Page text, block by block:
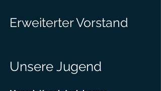
Erweiterter Vorstand
Unsere Jugend